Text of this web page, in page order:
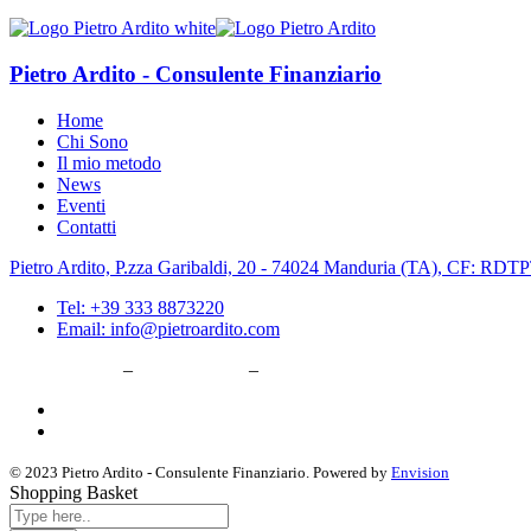
Pietro Ardito - Consulente Finanziario
Home
Chi Sono
Il mio metodo
News
Eventi
Contatti
Pietro Ardito, P.zza Garibaldi, 20 - 74024 Manduria (TA), CF:
Tel: +39 333 8873220
Email: info@pietroardito.com
– –
© 2023 Pietro Ardito - Consulente Finanziario. Powered by Envision
Shopping Basket